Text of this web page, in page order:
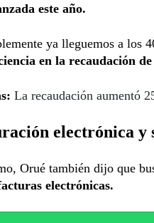
este año.
ya lleguemos a los
en la recaudación
La recaudación aumentó
electrónica y
Orué también dijo que
electrónicas.